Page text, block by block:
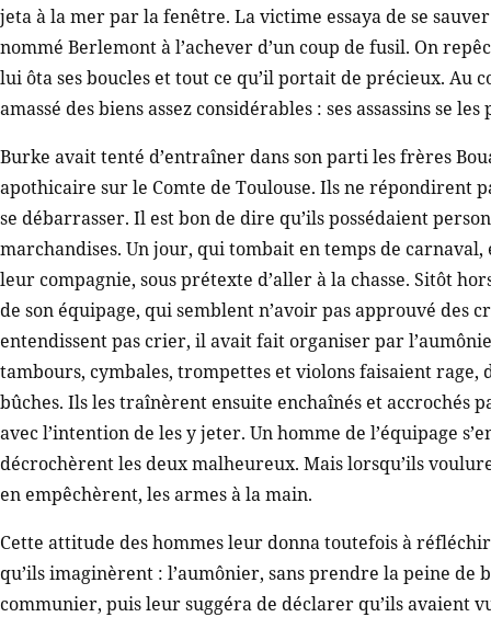
jeta à la mer par la fenêtre. La victime essaya de se
nommé Berlemont à l’achever d’un coup de fusil. On
lui ôta ses boucles et tout ce qu’il portait de précieux. Au
amassé des biens assez considérables : ses assassins se
Burke avait tenté d’entraîner dans son parti les frères
apothicaire sur le Comte de Toulouse. Ils ne répondirent
se débarrasser. Il est bon de dire qu’ils possédaient
marchandises. Un jour, qui tombait en temps de
leur compagnie, sous prétexte d’aller à la chasse. Sitôt
de son équipage, qui semblent n’avoir pas approuvé des
entendissent pas crier, il avait fait organiser par
tambours, cymbales, trompettes et violons faisaient rage,
bûches. Ils les traînèrent ensuite enchaînés et accrochés
avec l’intention de les y jeter. Un homme de l’équipage
décrochèrent les deux malheureux. Mais lorsqu’ils
en empêchèrent, les armes à la main.
Cette attitude des hommes leur donna toutefois à
qu’ils imaginèrent : l’aumônier, sans prendre la peine de
communier, puis leur suggéra de déclarer qu’ils avaient